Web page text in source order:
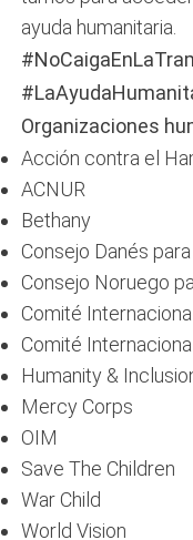
ayuda humanitaria.
Organizaciones
Acción contra el
ACNUR
Bethany
Consejo Danés
Consejo Noruego
Comité
Comité
Humanity &
Mercy Corps
OIM
Save The Children
War Child
World Vision